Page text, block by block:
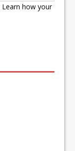
Learn how your